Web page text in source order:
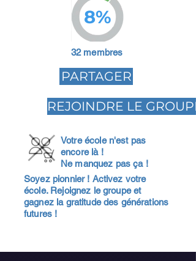
8%
32 membres
PARTAGER
REJOINDRE LE GROUPE
Votre école n'est pas
encore là !
Ne manquez pas ça !
Soyez pionnier ! Activez votre
école. Rejoignez le groupe et
gagnez la gratitude des générations
futures !